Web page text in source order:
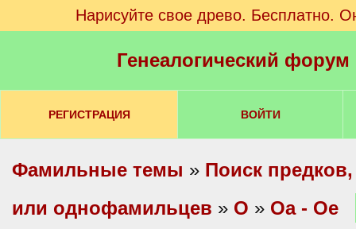
Нарисуйте свое древо. Бесплатно.
Генеалогический
РЕГИСТРАЦИЯ ВОЙТИ
Фамильные темы » Поиск
или однофамильцев » О » Оа - Ое